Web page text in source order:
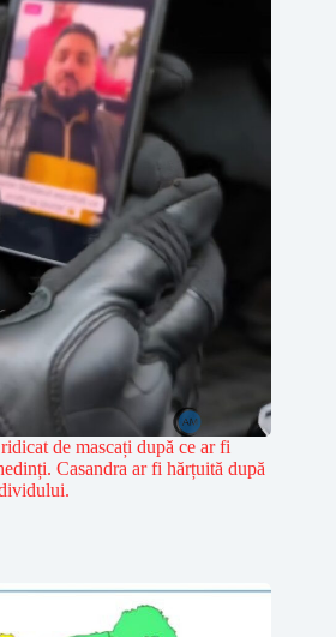
de mascați după ce ar fi
Casandra ar fi hărțuită după